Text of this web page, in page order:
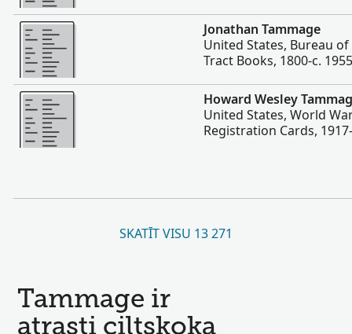
Vairāk
Jonathan Tammage
United States, Bureau
Tract Books, 1800-c. 1955
Vairāk
Howard Wesley
United States, World
Registration Cards,
SKATĪT VISU 13 271
Tammage ir
atrasti ciltskoka